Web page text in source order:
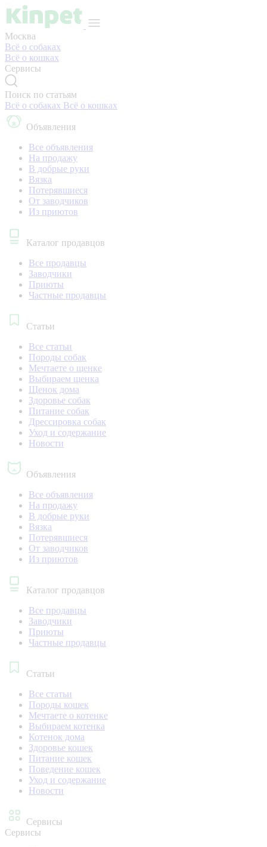
Москва
Всё о собаках
Всё о кошках
Сервисы
Поиск по статьям
Всё о собаках Всё о кошках
Объявления
Все объявления
На продажу
В добрые руки
Вязка
Потерявшиеся
От заводчиков
Из приютов
Каталог продавцов
Все продавцы
Заводчики
Приюты
Частные продавцы
Статьи
Все статьи
Породы собак
Мечтаете о щенке
Выбираем щенка
Щенок дома
Здоровье собак
Питание собак
Дрессировка собак
Уход и содержание
Новости
Объявления
Все объявления
На продажу
В добрые руки
Вязка
Потерявшиеся
От заводчиков
Из приютов
Каталог продавцов
Все продавцы
Заводчики
Приюты
Частные продавцы
Статьи
Все статьи
Породы кошек
Мечтаете о котенке
Выбираем котенка
Котенок дома
Здоровье кошек
Питание кошек
Поведение кошек
Уход и содержание
Новости
Сервисы
Сервисы